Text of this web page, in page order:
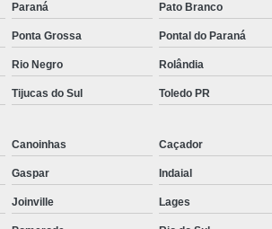
Paraná Pato Branco
Ponta Grossa Pontal do Paraná
Rio Negro Rolândia
Tijucas do Sul Toledo PR
Canoinhas Caçador
Gaspar Indaial
Joinville Lages